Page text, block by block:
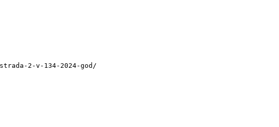
2-v-134-2024-god/